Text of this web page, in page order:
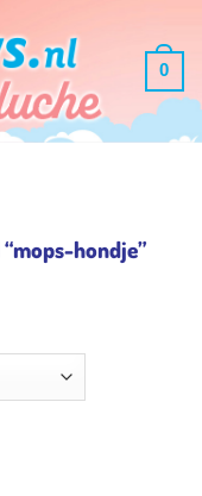
0
hondje”